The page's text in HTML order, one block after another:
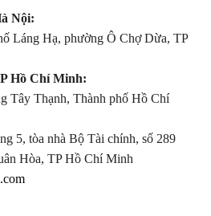
Nội:
Láng Hạ, phường Ô Chợ Dừa, TP
Hồ Chí Minh:
Tây Thạnh, Thành phố Hồ Chí
5, tòa nhà Bộ Tài chính, số 289
Hòa, TP Hồ Chí Minh